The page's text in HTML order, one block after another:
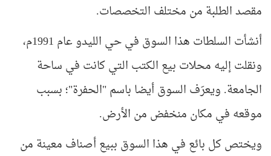
مقصد الطلبة من مختلف التخصصات.
أنشأت السلطات هذا السوق في حي الليدو عام 1991م،
ونقلت إليه محلات بيع الكتب التي كانت في ساحة
الجامعة. ويعرَف السوق أيضا باسم "الحفرة"؛ بسبب
موقعه في مكان منخفض من الأرض.
ويختص كل بائع في هذا السوق ببيع أصناف معينة من